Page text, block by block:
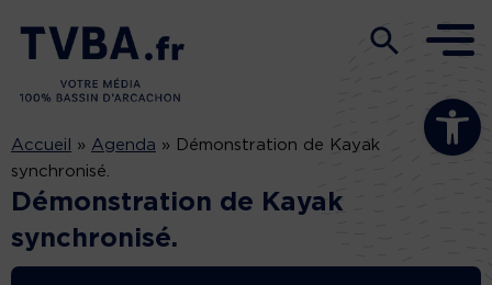
Ouvrir la
Accueil » Agenda »
Démonstration de Kayak
synchronisé.
Démonstration de Kayak
synchronisé.